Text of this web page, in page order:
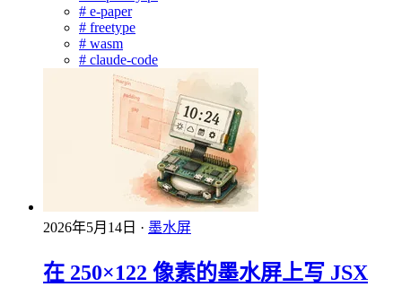
# e-paper
# freetype
# wasm
# claude-code
2026年5月14日 · 墨水屏
在 250×122 像素的墨水屏上写 JSX